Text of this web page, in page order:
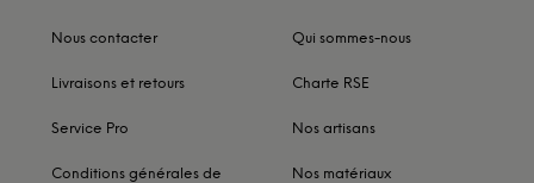
Nous contacter
Livraisons et retours
Service Pro
Conditions générales de
Qui sommes-nous
Charte RSE
Nos artisans
Nos matériaux